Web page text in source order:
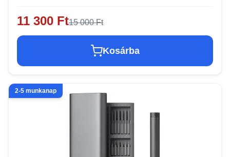
11 300 Ft15 000 Ft
Kosárba
2-5 munkanap